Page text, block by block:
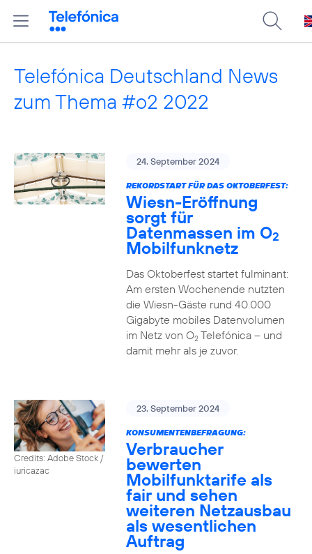
Telefónica Deutschland News
zum Thema #o2 2022
24. September 2024
REKORDSTART FÜR DAS OKTOBERFEST:
Wiesn-Eröffnung
sorgt für
Datenmassen im O2
Mobilfunknetz
Das Oktoberfest startet fulminant:
Am ersten Wochenende nutzten
die Wiesn-Gäste rund 40.000
Gigabyte mobiles Datenvolumen
im Netz von O2Telefónica – und
damit mehr als je zuvor.
Credits: Adobe Stock /
iuricazac
23. September 2024
KONSUMENTENBEFRAGUNG:
Verbraucher
bewerten
Mobilfunktarife als
fair und sehen
weiteren Netzausbau
als wesentlichen
Auftrag